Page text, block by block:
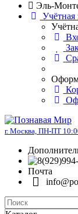
Эль-
Учётная
г. Москва, ПН-ПТ
Почта